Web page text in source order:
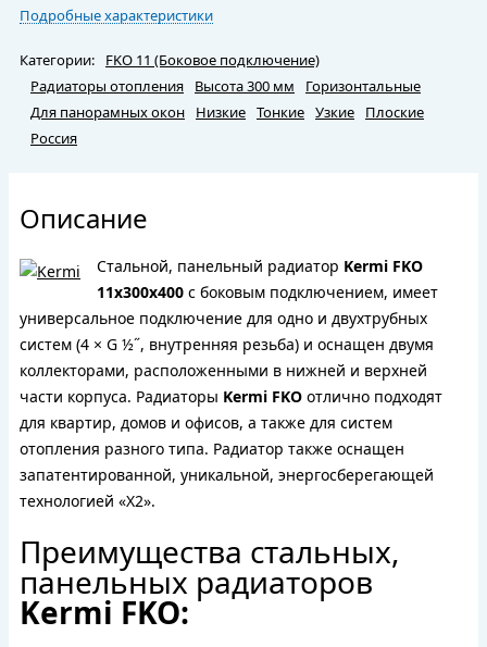
Подробные характеристики
Категории:
FKO 11 (Боковое подключение)
Радиаторы отопления
Высота 300 мм
Горизонтальные
Для панорамных окон
Низкие Тонкие Узкие
Плоские
Россия
Описание
Стальной, панельный радиатор Kermi FKO
11х300х400 с боковым подключением, имеет
универсальное подключение для одно и двухтрубных
систем (4 × G ½˝, внутренняя резьба) и оснащен двумя
коллекторами, расположенными в нижней и верхней
части корпуса. Радиаторы Kermi FKO отлично подходят
для квартир, домов и офисов, а также для систем
отопления разного типа. Радиатор также оснащен
запатентированной, уникальной, энергосберегающей
технологией «X2».
Преимущества стальных,
панельных радиаторов
Kermi FKO: